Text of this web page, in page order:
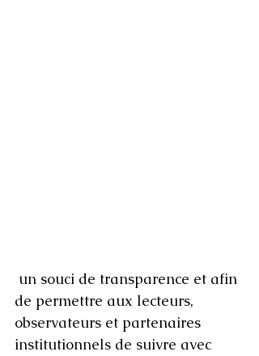
de permettre aux lecteurs,
observateurs et partenaires
institutionnels de suivre avec